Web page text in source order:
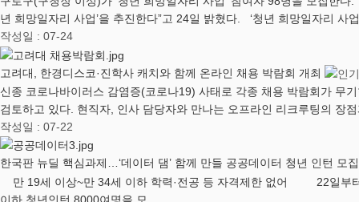
년 희망일자리 사업’을 추진한다”고 24일 밝혔다. ‘청년 희망일자리 사
작성일 : 07-24
고려대, 한경디스코·진학사 캐치와 함께 온라인 채용 박람회 개최
신종 코로나바이러스 감염증(코로나19) 사태로 각종 채용 박람회가 무
검토하고 있다. 현직자, 인사 담당자와 만나는 오프라인 리크루팅의 장
작성일 : 07-22
한국판 뉴딜 핵심과제…‘데이터 댐’ 함께 만들 공공데이터 청년 인턴 모
만 19세 이상~만 34세 이하 학력·전공 등 자격제한 없어 22일부터
이하 청년인턴 8000여명을 모…